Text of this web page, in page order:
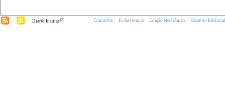
Diário Insular.pt Contactos Ficha técnica Edição electrónica Estatuto Editorial